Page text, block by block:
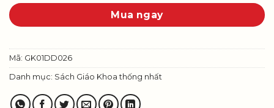
Mua ngay
Mã: GK01DD026
Danh mục: Sách Giáo Khoa thống nhất